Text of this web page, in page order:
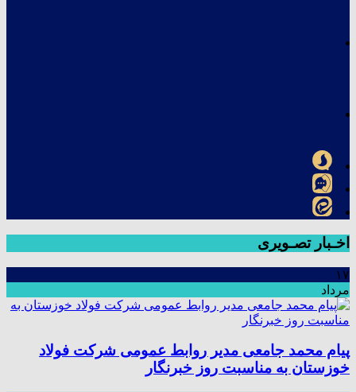
اخـبار تصـویری
۱۷
مرداد
پیام محمد جامعی مدیر روابط عمومی شرکت فولاد
خوزستان به مناسبت روز خبرنگار